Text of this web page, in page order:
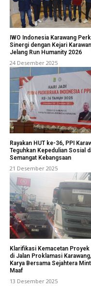
IWO Indonesia Karawang
Sinergi dengan Kejari
Jelang Run Humanity 2026
24 Desember 2025
Rayakan HUT ke-36, PPI
Teguhkan Kepedulian Sosial
Semangat Kebangsaan
21 Desember 2025
Klarifikasi Kemacetan Proyek
di Jalan Proklamasi
Karya Bersama Sejahtera
Maaf
13 Desember 2025